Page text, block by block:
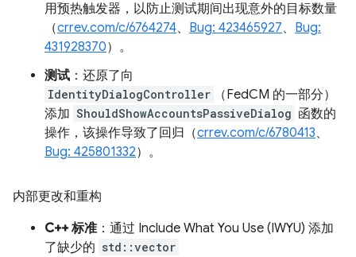
用预热触发器，以防止测试期间出现意外的目标数量
（crrev.com/c/6764274、 Bug: 423465927、 Bug:
431928370）。
测试 ：还原了向
IdentityDialogController
（FedCM 的一部分）
添加 ShouldShowAccountsPassiveDialog 函数的
操作，该操作导致了回归（crrev.com/c/6780413、
Bug: 425801332）。
内部更改和重构
C++ 标准 ：通过 Include What You Use (IWYU) 添加
了缺少的 std::vector